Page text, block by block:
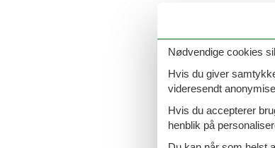
Nødvendige cookies
Hvis du giver
videresendt
Hvis du accepterer
henblik på